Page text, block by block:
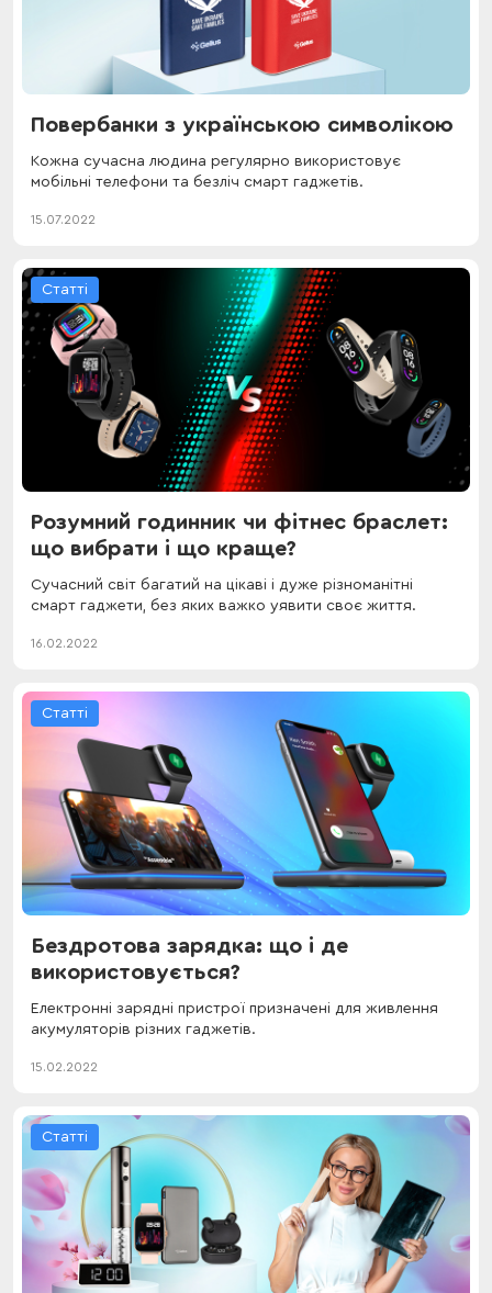
Повербанки з українською символікою
Кожна сучасна людина регулярно використовує
мобільні телефони та безліч смарт гаджетів.
15.07.2022
Статті
Розумний годинник чи фітнес браслет:
що вибрати і що краще?
Сучасний світ багатий на цікаві і дуже різноманітні
смарт гаджети, без яких важко уявити своє життя.
16.02.2022
Статті
Бездротова зарядка: що і де
використовується?
Електронні зарядні пристрої призначені для живлення
акумуляторів різних гаджетів.
15.02.2022
Статті